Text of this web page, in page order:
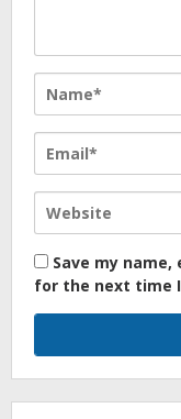
Save my
for the next time